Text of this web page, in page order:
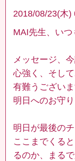
2018/08/23(木)
MAI先生、いつ
メッセージ、
心強く、そし
有難うございま
明日へのお守
明日が最後の
ここまでくる
るのか、まる